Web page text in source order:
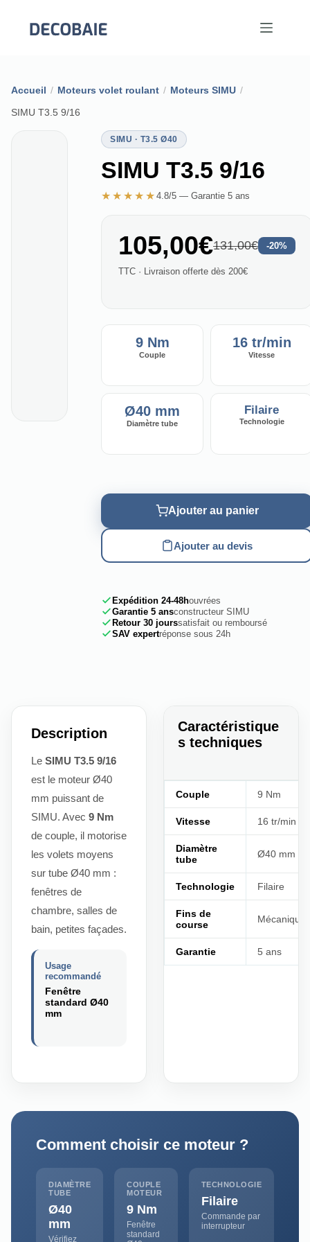
contenu
Accueil / Moteurs volet roulant / Moteurs SIMU /
SIMU T3.5 9/16
SIMU · T3.5 Ø40
SIMU T3.5 9/16
★★★★★ 4.8/5 — Garantie 5 ans
105,00€131,00€ -20%
TTC · Livraison offerte dès 200€
9 Nm
Couple
16 tr/min
Vitesse
Ø40 mm
Diamètre tube
Filaire
Technologie
Ajouter au panier
Ajouter au devis
Expédition 24-48houvrées
Garantie 5 ansconstructeur SIMU
Retour 30 jourssatisfait ou remboursé
SAV expertréponse sous 24h
Description
Le SIMU T3.5 9/16
est le moteur Ø40
mm puissant de
SIMU. Avec 9 Nm
de couple, il motorise
les volets moyens
sur tube Ø40 mm :
fenêtres de
chambre, salles de
bain, petites façades.
Usage
recommandé
Fenêtre
standard Ø40
mm
Caractéristique
s techniques
Couple 9 Nm
Vitesse 16 tr/min
Diamètre
tube
Ø40 mm
Technologie Filaire
Fins de
course
Mécaniques
Garantie 5 ans
Comment choisir ce moteur ?
DIAMÈTRE
TUBE
Ø40
mm
Vérifiez
COUPLE
MOTEUR
9 Nm
Fenêtre
standard
TECHNOLOGIE
Filaire
Commande par
interrupteur